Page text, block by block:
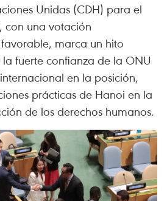
Unidas (CDH) para el
con una votación
marca un hito
fuerte confianza de la ONU
en la posición,
prácticas de Hanoi en la
de los derechos humanos.